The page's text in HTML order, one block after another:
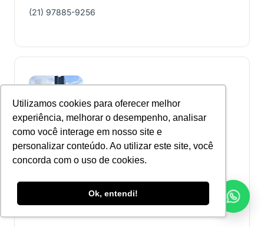
Utilizamos cookies para oferecer melhor
experiência, melhorar o desempenho, analisar
como você interage em nosso site e
personalizar conteúdo. Ao utilizar este site, você
concorda com o uso de cookies.
Ok, entendi!
(21) 97885-9256
Institucional